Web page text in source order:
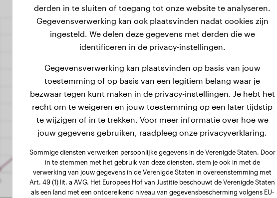
derden in te sluiten of toegang tot onze website te analyseren.
Gegevensverwerking kan ook plaatsvinden nadat cookies zijn
ingesteld. We delen deze gegevens met derden die we
identificeren in de privacy-instellingen.
Gegevensverwerking kan plaatsvinden op basis van jouw
toestemming of op basis van een legitiem belang waar je
bezwaar tegen kunt maken in de privacy-instellingen. Je hebt het
recht om te weigeren en jouw toestemming op een later tijdstip
te wijzigen of in te trekken. Voor meer informatie over hoe we
jouw gegevens gebruiken, raadpleeg onze privacyverklaring.
Sommige diensten verwerken persoonlijke gegevens in de Verenigde Staten. Door
in te stemmen met het gebruik van deze diensten, stem je ook in met de
verwerking van jouw gegevens in de Verenigde Staten in overeenstemming met
Art. 49 (1) lit. a AVG. Het Europees Hof van Justitie beschouwt de Verenigde Staten
als een land met een ontoereikend niveau van gegevensbescherming volgens EU-